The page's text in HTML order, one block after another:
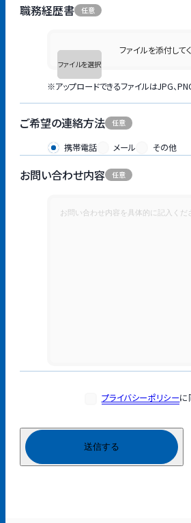
職務経歴書
ファイルを添付して
ファイルを選択
※アップロードできるファイルはJPG、PNG
ご希望の連絡方法
携帯電話 メール その他
お問い合わせ内容
プライバシーポリシーに